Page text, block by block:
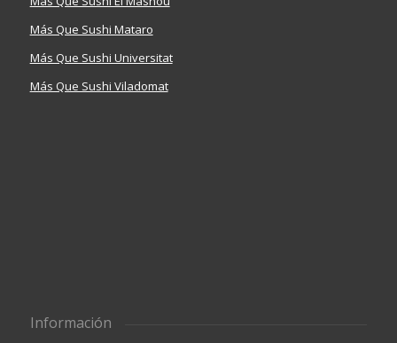
Más Que Sushi Mataro
Más Que Sushi Universitat
Más Que Sushi Viladomat
Información